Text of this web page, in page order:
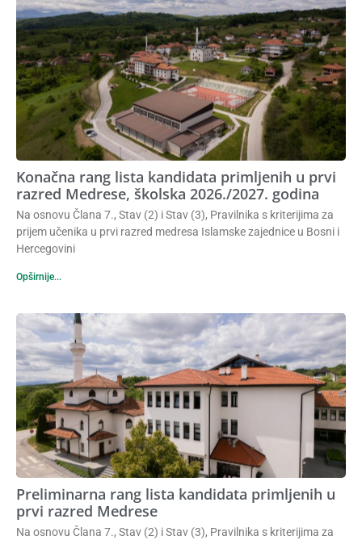
školska
2026./2027.
godina
Na osnovu Člana 7., Stav (2) i Stav (3),
Pravilnika s kriterijima za prijem učenika u
prvi razred medresa Islamske zajednice u
Bosni i Hercegovini (Glasnik Rijaseta IZ u BiH
broj 1-2, januar-februar 2023.), Školski
Konačna rang lista kandidata primljenih u prvi
razred Medrese, školska 2026./2027. godina
Na osnovu Člana 7., Stav (2) i Stav (3), Pravilnika s kriterijima za
prijem učenika u prvi razred medresa Islamske zajednice u Bosni i
Hercegovini
Opširnije...
Preliminarna rang lista kandidata primljenih u
prvi razred Medrese
Na osnovu Člana 7., Stav (2) i Stav (3), Pravilnika s kriterijima za